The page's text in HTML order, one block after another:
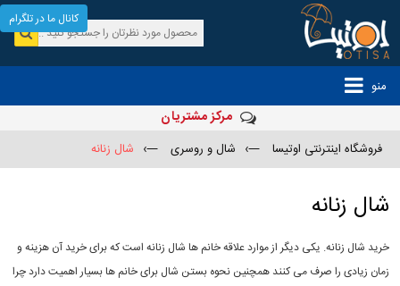
منو
مرکز مشتریان
فروشگاه اینترنتی اوتیسا —› شال و روسری —› شال زنانه
شال زنانه
خرید شال زنانه. یکی دیگر از موارد علاقه خانم ها شال زنانه است که برای خرید آن هزینه و
زمان زیادی را صرف می کنند همچنین نحوه بستن شال برای خانم ها بسیار اهمیت دارد چرا
کانال ما در تلگرام